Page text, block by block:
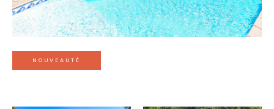
NOUVEAUTÉ
Pièces
Pièces
Référence